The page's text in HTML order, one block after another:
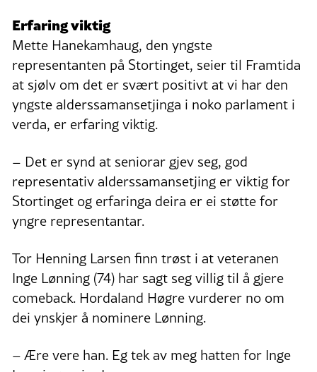
Erfaring viktig
Mette Hanekamhaug, den yngste
representanten på Stortinget, seier til Framtida
at sjølv om det er svært positivt at vi har den
yngste alderssamansetjinga i noko parlament i
verda, er erfaring viktig.
– Det er synd at seniorar gjev seg, god
representativ alderssamansetjing er viktig for
Stortinget og erfaringa deira er ei støtte for
yngre representantar.
Tor Henning Larsen finn trøst i at veteranen
Inge Lønning (74) har sagt seg villig til å gjere
comeback. Hordaland Høgre vurderer no om
dei ynskjer å nominere Lønning.
– Ære vere han. Eg tek av meg hatten for Inge